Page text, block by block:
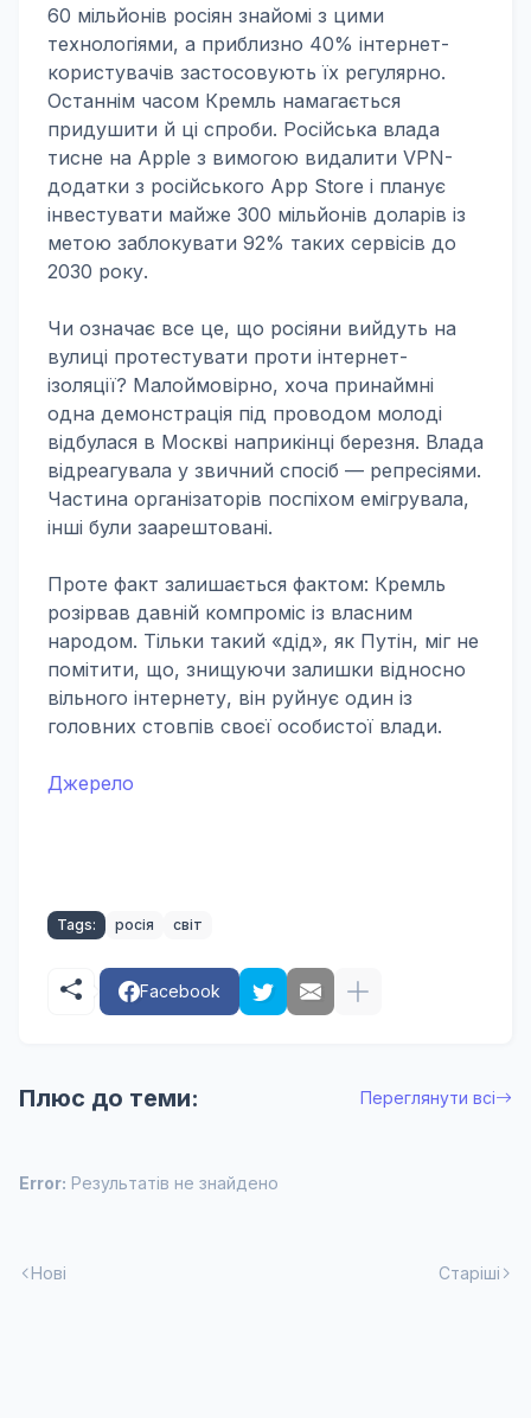
60 мільйонів росіян знайомі з цими
технологіями, а приблизно 40% інтернет-
користувачів застосовують їх регулярно.
Останнім часом Кремль намагається
придушити й ці спроби. Російська влада
тисне на Apple з вимогою видалити VPN-
додатки з російського App Store і планує
інвестувати майже 300 мільйонів доларів із
метою заблокувати 92% таких сервісів до
2030 року.
Чи означає все це, що росіяни вийдуть на
вулиці протестувати проти інтернет-
ізоляції? Малоймовірно, хоча принаймні
одна демонстрація під проводом молоді
відбулася в Москві наприкінці березня. Влада
відреагувала у звичний спосіб — репресіями.
Частина організаторів поспіхом емігрувала,
інші були заарештовані.
Проте факт залишається фактом: Кремль
розірвав давній компроміс із власним
народом. Тільки такий «дід», як Путін, міг не
помітити, що, знищуючи залишки відносно
вільного інтернету, він руйнує один із
головних стовпів своєї особистої влади.
Джерело
Tags: росія світ
Facebook
Плюс до теми: Переглянути всі
Error: Результатів не знайдено
Нові Старіші